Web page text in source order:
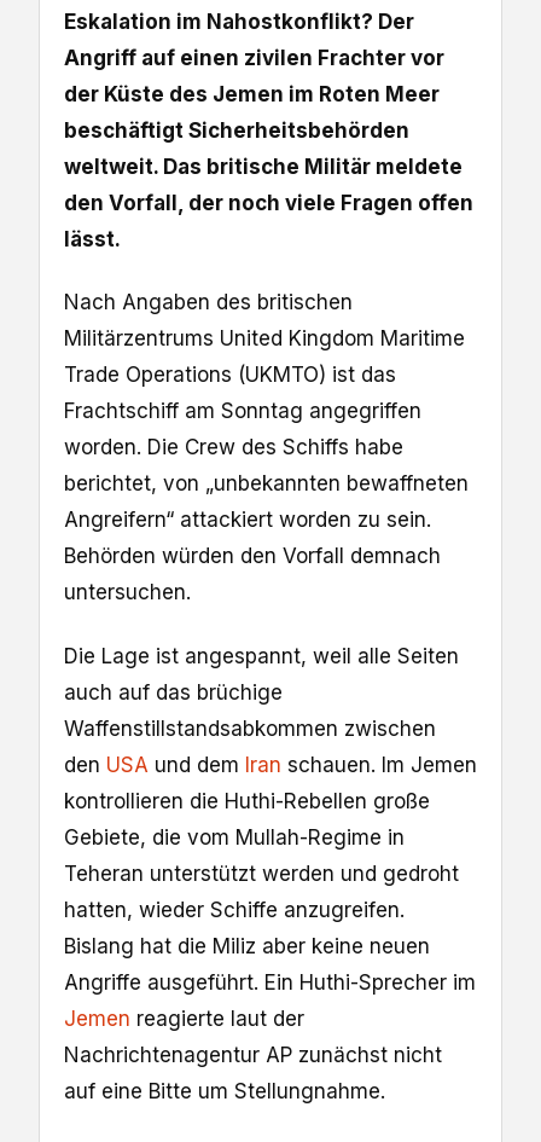
Eskalation im Nahostkonflikt? Der
Angriff auf einen zivilen Frachter vor
der Küste des Jemen im Roten Meer
beschäftigt Sicherheitsbehörden
weltweit. Das britische Militär meldete
den Vorfall, der noch viele Fragen offen
lässt.
Nach Angaben des britischen
Militärzentrums United Kingdom Maritime
Trade Operations (UKMTO) ist das
Frachtschiff am Sonntag angegriffen
worden. Die Crew des Schiffs habe
berichtet, von „unbekannten bewaffneten
Angreifern“ attackiert worden zu sein.
Behörden würden den Vorfall demnach
untersuchen.
Die Lage ist angespannt, weil alle Seiten
auch auf das brüchige
Waffenstillstandsabkommen zwischen
den USA und dem Iran schauen. Im Jemen
kontrollieren die Huthi-Rebellen große
Gebiete, die vom Mullah-Regime in
Teheran unterstützt werden und gedroht
hatten, wieder Schiffe anzugreifen.
Bislang hat die Miliz aber keine neuen
Angriffe ausgeführt. Ein Huthi-Sprecher im
Jemen reagierte laut der
Nachrichtenagentur AP zunächst nicht
auf eine Bitte um Stellungnahme.